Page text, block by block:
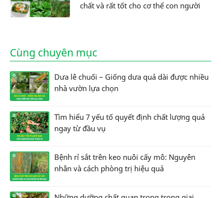
chất và rất tốt cho cơ thể con người
Cùng chuyên mục
Dưa lê chuối – Giống dưa quả dài được nhiều
nhà vườn lựa chọn
Tìm hiểu 7 yếu tố quyết định chất lượng quả
ngay từ đầu vụ
Bệnh rỉ sắt trên keo nuôi cấy mô: Nguyên
nhân và cách phòng trị hiệu quả